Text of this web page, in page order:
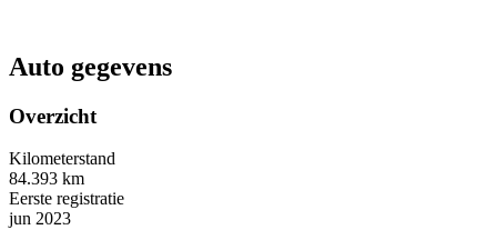
Auto gegevens
Overzicht
Kilometerstand
84.393 km
Eerste registratie
jun 2023